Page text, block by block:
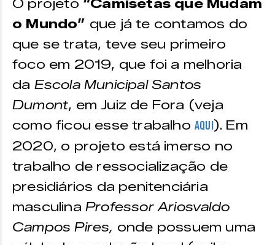
O projeto “Camisetas que Mudam
o Mundo” que já te contamos do
que se trata, teve seu primeiro
foco em 2019, que foi a melhoria
da Escola Municipal Santos
Dumont, em Juiz de Fora (veja
como ficou esse trabalho aqui). Em
2020, o projeto está imerso no
trabalho de ressocialização de
presidiários da penitenciária
masculina Professor Ariosvaldo
Campos Pires, onde possuem uma